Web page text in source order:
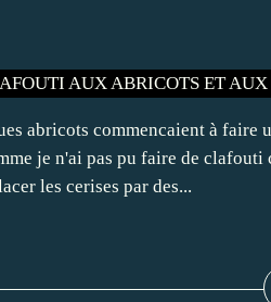
abricots commencaient à faire
je n'ai pas pu faire de clafouti
les cerises par des...